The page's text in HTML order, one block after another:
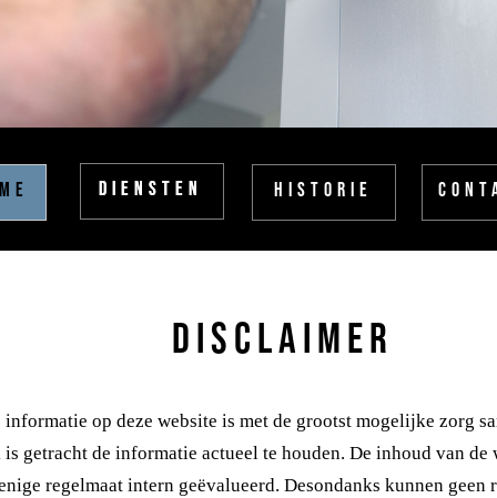
Disclaimer
informatie op deze website is met de grootst mogelijke zorg
is getracht de informatie actueel te houden. De inhoud van de
regelmaat intern geëvalueerd. Desondanks kunnen geen
HISTORIE
DIENSTEN
DIENSTEN